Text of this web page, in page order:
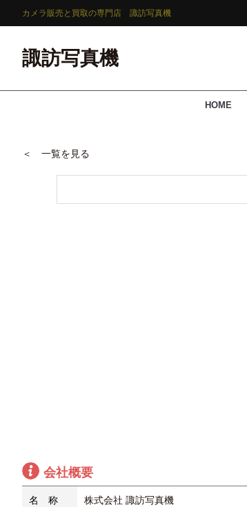
カメラ販売と買取の専門店 諏訪写真機
諏訪写真機
HOME
＜ 一覧を見る
会社概要
名 称 株式会社 諏訪写真機